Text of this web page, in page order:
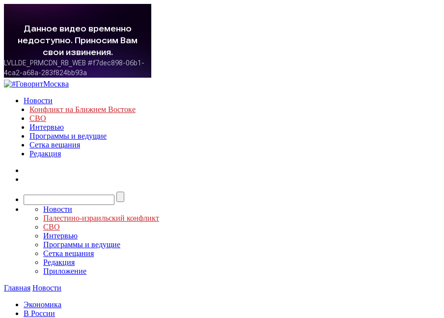
Новости
Конфликт на Ближнем Востоке
СВО
Интервью
Программы и ведущие
Сетка вещания
Редакция
Новости
Палестино-израильский конфликт
СВО
Интервью
Программы и ведущие
Сетка вещания
Редакция
Приложение
Главная Новости
Экономика
В России